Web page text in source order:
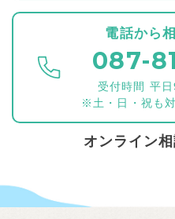
電話から
087-
受付時間 平
※土・日・祝も
オンライン